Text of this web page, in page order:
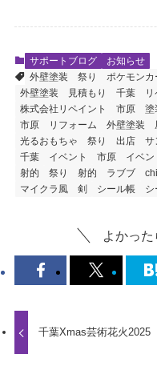
サポートブログ
お知らせ
外壁塗装
祭り ポケモンカ
外壁塗装 見積もり
千葉
株式会社リペイント
市原 塗
市原 リフォーム
外壁塗装
光るおもちゃ
祭り 出店 サ
千葉 イベント
市原 イベン
射的
祭り 射的 ラブブ
マイクラ風 剣
シール帳 シ
よかった
千葉Xmas芸術花火2025